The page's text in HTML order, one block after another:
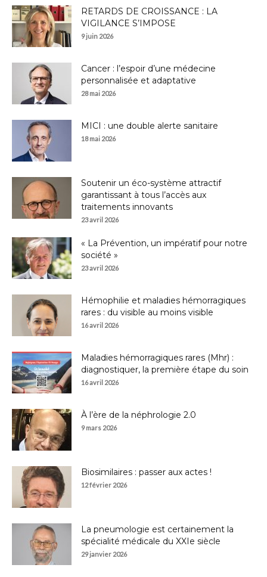
RETARDS DE CROISSANCE : LA
VIGILANCE S’IMPOSE
9 juin 2026
Cancer : l’espoir d’une médecine
personnalisée et adaptative
28 mai 2026
MICI : une double alerte sanitaire
18 mai 2026
Soutenir un éco-système attractif
garantissant à tous l’accès aux
traitements innovants
23 avril 2026
« La Prévention, un impératif pour notre
société »
23 avril 2026
Hémophilie et maladies hémorragiques
rares : du visible au moins visible
16 avril 2026
Maladies hémorragiques rares (Mhr) :
diagnostiquer, la première étape du soin
16 avril 2026
À l’ère de la néphrologie 2.0
9 mars 2026
Biosimilaires : passer aux actes !
12 février 2026
La pneumologie est certainement la
spécialité médicale du XXIe siècle
29 janvier 2026